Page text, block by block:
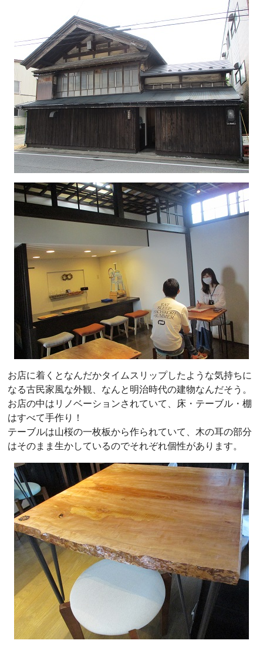
お店に着くとなんだかタイムスリップしたような気持ちに
なる古民家風な外観、なんと明治時代の建物なんだそう。
お店の中はリノベーションされていて、床・テーブル・棚
はすべて手作り！
テーブルは山桜の一枚板から作られていて、木の耳の部分
はそのまま生かしているのでそれぞれ個性があります。